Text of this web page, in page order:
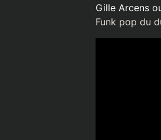
Gille Arcens
Funk pop du